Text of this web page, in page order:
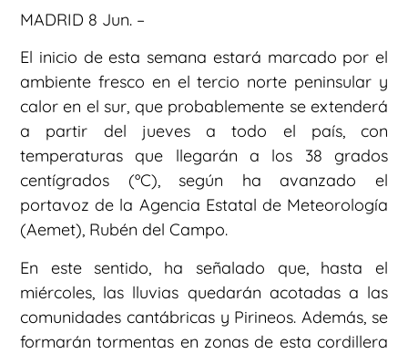
MADRID 8 Jun. –
El inicio de esta semana estará marcado por el
ambiente fresco en el tercio norte peninsular y
calor en el sur, que probablemente se extenderá
a partir del jueves a todo el país, con
temperaturas que llegarán a los 38 grados
centígrados (ºC), según ha avanzado el
portavoz de la Agencia Estatal de Meteorología
(Aemet), Rubén del Campo.
En este sentido, ha señalado que, hasta el
miércoles, las lluvias quedarán acotadas a las
comunidades cantábricas y Pirineos. Además, se
formarán tormentas en zonas de esta cordillera